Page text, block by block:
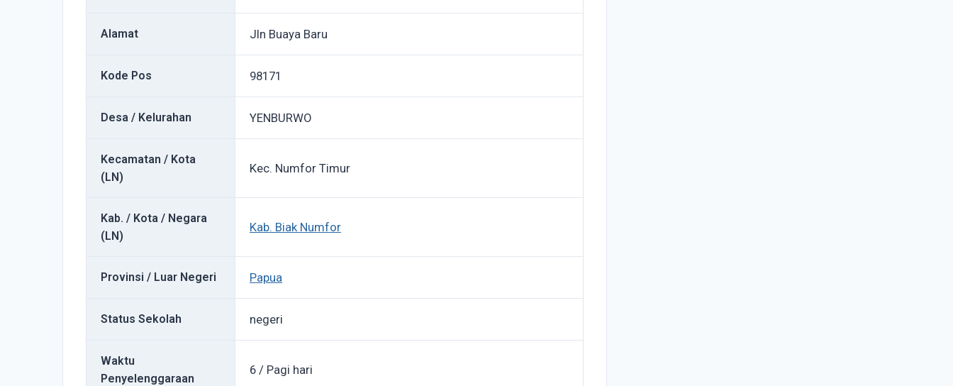
Alamat Jln Buaya Baru
Kode Pos 98171
Desa / Kelurahan YENBURWO
Kecamatan / Kota
(LN)
Kec. Numfor Timur
Kab. / Kota / Negara
(LN)
Kab. Biak Numfor
Provinsi / Luar Negeri Papua
Status Sekolah negeri
Waktu
Penyelenggaraan
6 / Pagi hari